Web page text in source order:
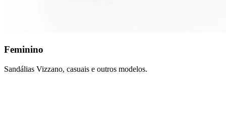
Feminino
Sandálias Vizzano, casuais e outros modelos.